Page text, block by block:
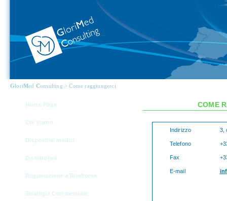
GloriMed Consulting > Come raggiungerci
Home Page
Chi siamo
Dispositivi medici
Distributori
Registrazione e Rimborso
Strategia Commerciale
COME
Indirizzo 3,
Telefono
Fax
E-mail